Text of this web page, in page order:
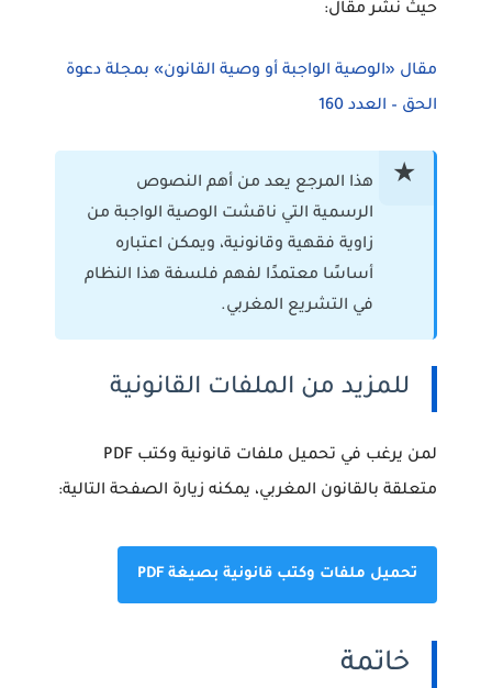
حيث نشر مقال:
مقال «الوصية الواجبة أو وصية القانون» بمجلة دعوة
الحق – العدد 160
هذا المرجع يعد من أهم النصوص
الرسمية التي ناقشت الوصية الواجبة من
زاوية فقهية وقانونية، ويمكن اعتباره
أساسًا معتمدًا لفهم فلسفة هذا النظام
في التشريع المغربي.
للمزيد من الملفات القانونية
لمن يرغب في تحميل ملفات قانونية وكتب PDF
متعلقة بالقانون المغربي، يمكنه زيارة الصفحة التالية:
تحميل ملفات وكتب قانونية بصيغة PDF
خاتمة